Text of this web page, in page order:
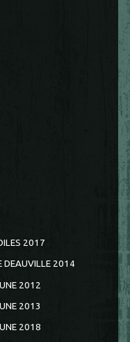
2017
DEAUVILLE 2014
2012
2013
2018